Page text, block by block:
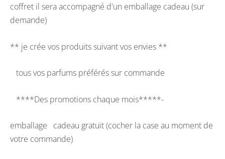
coffret il sera accompagné d'un emballage cadeau (sur
demande)
** je crée vos produits suivant vos envies **
tous vos parfums préférés sur commande
****Des promotions chaque mois*****-
emballage cadeau gratuit (cocher la case au moment de
votre commande)